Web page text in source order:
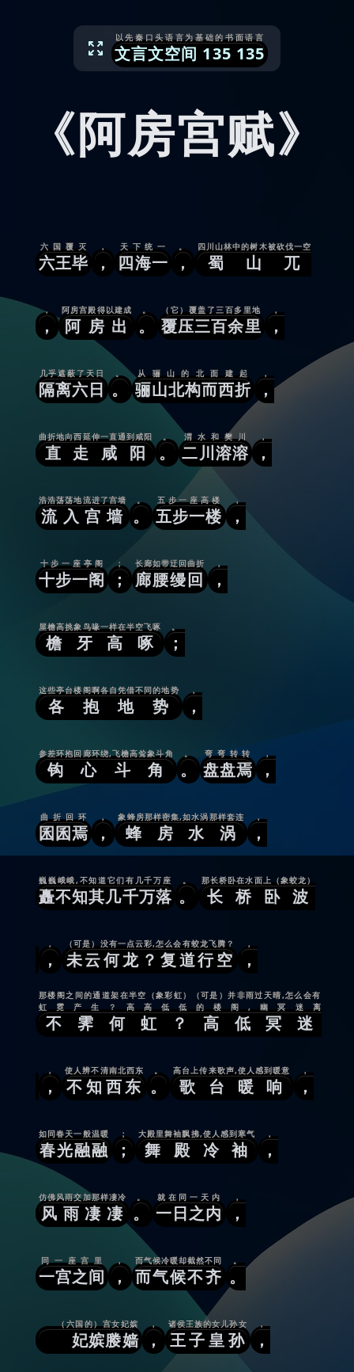
文言文空间 135 135
以先秦口头语言为基础的书面语言
《阿房宫赋》
六王毕
六国覆灭
，
，
四海一
天下统一
，
。
蜀山兀
四川山林中的树木被砍伐一空
，
，
阿房出
阿房宫殿得以建成
。
。
覆压三百余里
（它）覆盖了三百多里地
，
，
隔离六日
几乎遮蔽了天日
。
。
骊山北构而西折
从骊山的北面建起
，
，
直走咸阳
曲折地向西延伸一直通到咸阳
。
。
二川溶溶
渭水和樊川
，
，
流入宫墙
浩浩荡荡地流进了宫墙
。
。
五步一楼
五步一座高楼
，
，
十步一阁
十步一座亭阁
；
；
廊腰缦回
长廊如带迂回曲折
，
，
檐牙高啄
屋檐高挑象鸟喙一样在半空飞啄
；
。
各抱地势
这些亭台楼阁啊各自凭借不同的地势
，
，
钩心斗角
参差环抱回廊环绕,飞檐高耸象斗角
。
。
盘盘焉
弯弯转转
，
，
囷囷焉
曲折回环
，
，
蜂房水涡
象蜂房那样密集,如水涡那样套连
，
，
矗不知其几千万落
巍巍峨峨,不知道它们有几千万座
。
。
长桥卧波
那长桥卧在水面上（象蛟龙）
，
，
未云何龙？复道行空
（可是）没有一点云彩,怎么会有蛟龙飞腾？
，
，
不霁何虹？高低冥迷
那楼阁之间的通道架在半空（象彩虹）（可是）并非雨过天晴,怎么会有
虹霓产生？高高低低的楼阁,幽冥迷离
，
，
不知西东
使人辨不清南北西东
。
。
歌台暖响
高台上传来歌声,使人感到暖意
，
，
春光融融
如同春天一般温暖
；
；
舞殿冷袖
大殿里舞袖飘拂,使人感到寒气
，
，
风雨凄凄
仿佛风雨交加那样凄冷
。
。
一日之内
就在同一天内
，
，
一宫之间
同一座宫里
，
，
而气候不齐
而气候冷暖却截然不同
。
。
妃嫔媵嫱
（六国的）宫女妃嫔
，
，
王子皇孙
诸侯王族的女儿孙女
，
，